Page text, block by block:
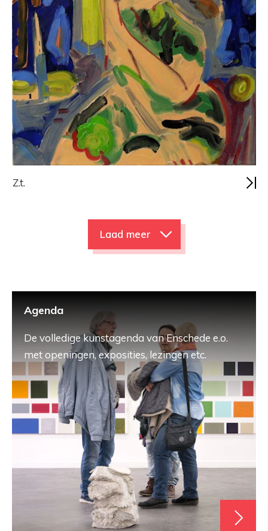
Z.t.
Laad meer
Agenda
De volledige kunstagenda van Enschede e.o.
met openingen, exposities, lezingen etc.